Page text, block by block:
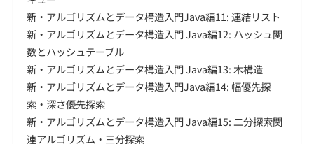
新・アルゴリズムとデータ構造入門Java編11: 連結リスト
新・アルゴリズムとデータ構造入門 Java編12: ハッシュ関
数とハッシュテーブル
新・アルゴリズムとデータ構造入門 Java編13: 木構造
新・アルゴリズムとデータ構造入門Java編14: 幅優先探
索・深さ優先探索
新・アルゴリズムとデータ構造入門 Java編15: 二分探索関
連アルゴリズム・三分探索